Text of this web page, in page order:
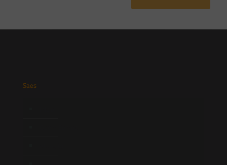
Saes